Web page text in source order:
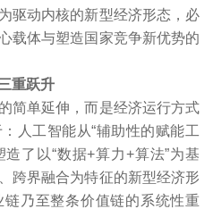
驱动内核的新型经济形态，必
载体与塑造国家竞争新优势的
重跃升
单延伸，而是经济运行方式
人工智能从“辅助性的赋能工
造了以“数据+算力+算法”为基
跨界融合为特征的新型经济形
乃至整条价值链的系统性重